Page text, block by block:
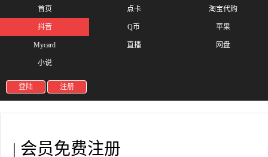
首页 点卡 淘宝代购
抖音 Q币 苹果
Mycard 直播 网盘
小说
登陆 注册
| 会员免费注册